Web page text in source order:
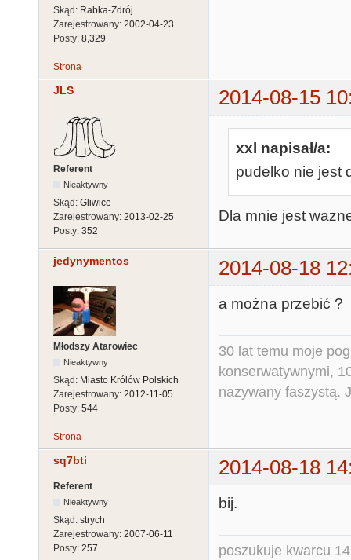
Skąd: Rabka-Zdrój
Zarejestrowany: 2002-04-23
Posty: 8,329
Strona
JLS 2014-08-15
Referent
Nieaktywny
Skąd: Gliwice
Zarejestrowany: 2013-02-25
Posty: 352
xxl napisał/a:
pudelko nie jest
Dla mnie jest
jedynymentos 2014-08-18
Młodszy Atarowiec
Nieaktywny
Skąd: Miasto Królów Polskich
Zarejestrowany: 2012-11-05
Posty: 544
a można przebić ?
30 lat temu moje
konserwatywnymi,
nazywany faszystą.
Strona
sq7bti 2014-08-18
Referent
Nieaktywny
Skąd: strych
Zarejestrowany: 2007-06-11
Posty: 257
bij.
poszukuje kwarcu